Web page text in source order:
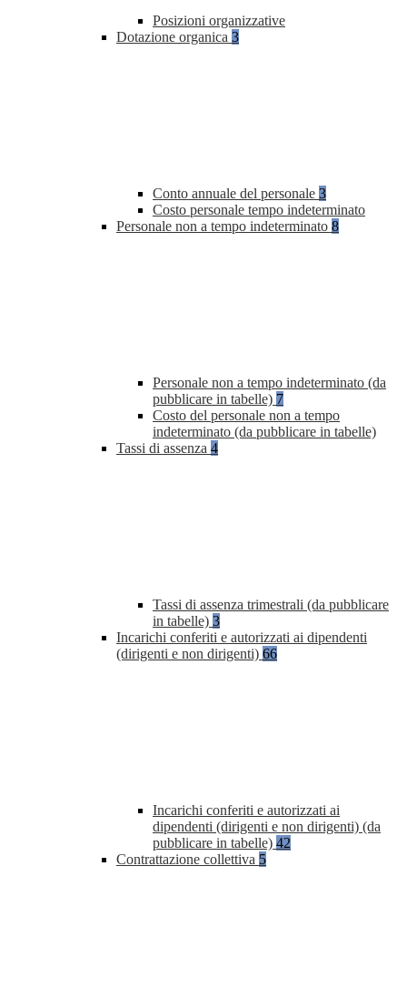
Posizioni organizzative
Dotazione organica 3
Conto annuale del personale 3
Costo personale tempo indeterminato
Personale non a tempo indeterminato 8
Personale non a tempo indeterminato (da
pubblicare in tabelle) 7
Costo del personale non a tempo
indeterminato (da pubblicare in tabelle)
Tassi di assenza 4
Tassi di assenza trimestrali (da pubblicare
in tabelle) 3
Incarichi conferiti e autorizzati ai dipendenti
(dirigenti e non dirigenti) 66
Incarichi conferiti e autorizzati ai
dipendenti (dirigenti e non dirigenti) (da
pubblicare in tabelle) 42
Contrattazione collettiva 5